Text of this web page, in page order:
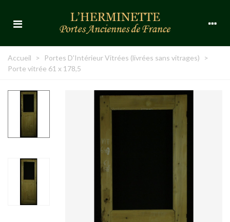
Accueil > Portes D'Intérieur Vitrées (livrées sans vitrages)
>
Porte vitrée 61 x 178,5